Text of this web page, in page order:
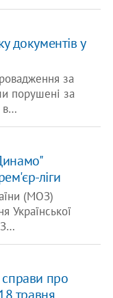
документів у
за
порушені за
в…
ліги
(МОЗ)
Української
про